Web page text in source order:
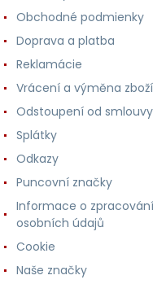
Obchodné podmienky
Doprava a platba
Reklamácie
Vrácení a výměna zboží
Odstoupení od smlouvy
Splátky
Odkazy
Puncovní značky
Informace o zpracování
osobních údajů
Cookie
Naše značky